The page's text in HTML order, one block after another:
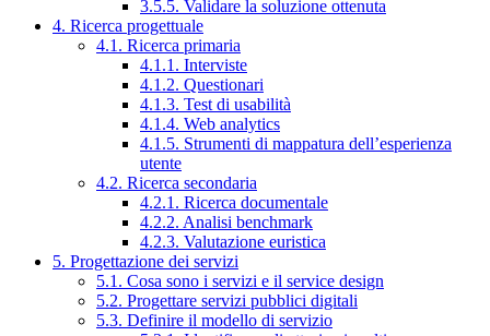
3.5.5. Validare la soluzione ottenuta
4. Ricerca progettuale
4.1. Ricerca primaria
4.1.1. Interviste
4.1.2. Questionari
4.1.3. Test di usabilità
4.1.4. Web analytics
4.1.5. Strumenti di mappatura dell’esperienza
utente
4.2. Ricerca secondaria
4.2.1. Ricerca documentale
4.2.2. Analisi benchmark
4.2.3. Valutazione euristica
5. Progettazione dei servizi
5.1. Cosa sono i servizi e il service design
5.2. Progettare servizi pubblici digitali
5.3. Definire il modello di servizio